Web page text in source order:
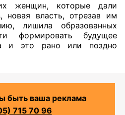
женщин, которые дали
новая власть, отрезав им
лишила образованных
формировать будущее
и это рано или поздно
быть ваша реклама
715 70 96